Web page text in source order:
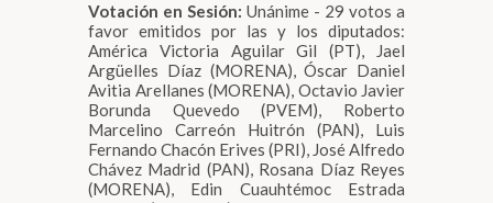
Votación en Sesión: Unánime - 29 votos a
favor emitidos por las y los diputados:
América Victoria Aguilar Gil (PT), Jael
Argüelles Díaz (MORENA), Óscar Daniel
Avitia Arellanes (MORENA), Octavio Javier
Borunda Quevedo (PVEM), Roberto
Marcelino Carreón Huitrón (PAN), Luis
Fernando Chacón Erives (PRI), José Alfredo
Chávez Madrid (PAN), Rosana Díaz Reyes
(MORENA), Edin Cuauhtémoc Estrada